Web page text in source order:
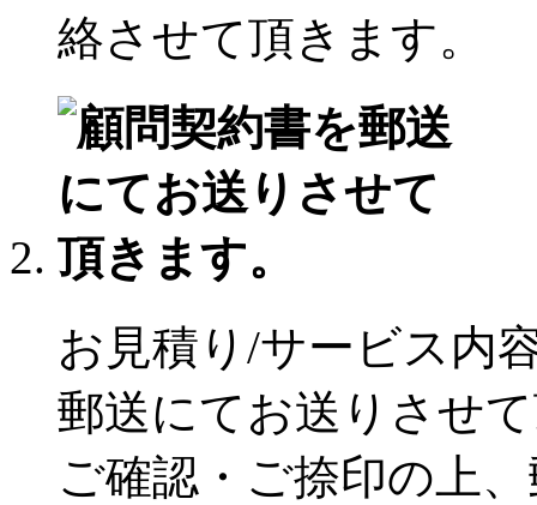
絡させて頂きます。
お見積り/サービス内
郵送にてお送りさせ
ご確認・ご捺印の上